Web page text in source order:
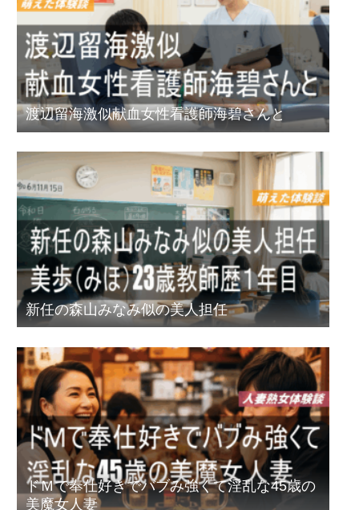
渡辺留海激似献血女性看護師海碧さんと
新任の森山みなみ似の美人担任
ドＭで奉仕好きでバブみ強くて淫乱な45歳の
美魔女人妻